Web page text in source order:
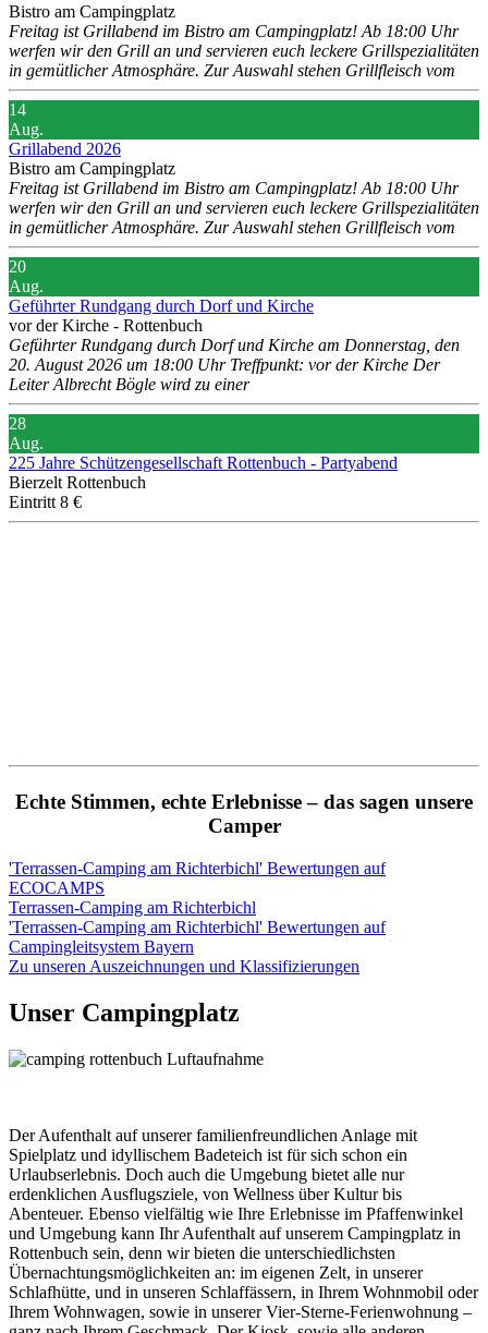
Bistro am Campingplatz
Freitag ist Grillabend im Bistro am Campingplatz! Ab 18:00 Uhr
werfen wir den Grill an und servieren euch leckere Grillspezialitäten
in gemütlicher Atmosphäre. Zur Auswahl stehen Grillfleisch vom
14
Aug.
Grillabend 2026
Bistro am Campingplatz
Freitag ist Grillabend im Bistro am Campingplatz! Ab 18:00 Uhr
werfen wir den Grill an und servieren euch leckere Grillspezialitäten
in gemütlicher Atmosphäre. Zur Auswahl stehen Grillfleisch vom
20
Aug.
Geführter Rundgang durch Dorf und Kirche
vor der Kirche - Rottenbuch
Geführter Rundgang durch Dorf und Kirche am Donnerstag, den
20. August 2026 um 18:00 Uhr Treffpunkt: vor der Kirche Der
Leiter Albrecht Bögle wird zu einer
28
Aug.
225 Jahre Schützengesellschaft Rottenbuch - Partyabend
Bierzelt Rottenbuch
Eintritt 8 €
Echte Stimmen, echte Erlebnisse – das sagen unsere
Camper
'Terrassen-Camping am Richterbichl' Bewertungen auf
ECOCAMPS
Terrassen-Camping am Richterbichl
'Terrassen-Camping am Richterbichl' Bewertungen auf
Campingleitsystem Bayern
Zu unseren Auszeichnungen und Klassifizierungen
Unser Camping­platz
Der Aufenthalt auf unserer familienfreundlichen Anlage mit
Spielplatz und idyllischem Badeteich ist für sich schon ein
Urlaubserlebnis. Doch auch die Umgebung bietet alle nur
erdenklichen Ausflugsziele, von Wellness über Kultur bis
Abenteuer. Ebenso vielfältig wie Ihre Erlebnisse im Pfaffenwinkel
und Umgebung kann Ihr Aufenthalt auf unserem Campingplatz in
Rottenbuch sein, denn wir bieten die unterschiedlichsten
Übernachtungsmöglichkeiten an: im eigenen Zelt, in unserer
Schlafhütte, und in unseren Schlaffässern, in Ihrem Wohnmobil oder
Ihrem Wohnwagen, sowie in unserer Vier-Sterne-Ferienwohnung –